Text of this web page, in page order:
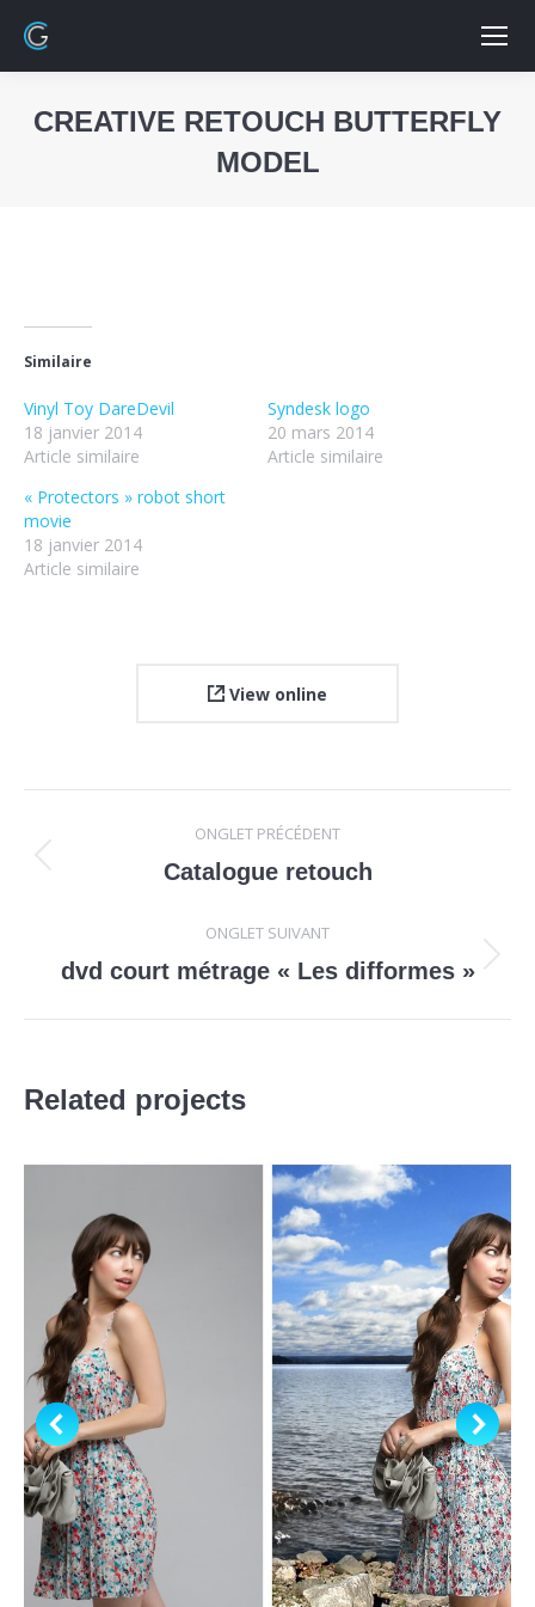
CREATIVE RETOUCH BUTTERFLY
MODEL
Similaire
Vinyl Toy DareDevil
18 janvier 2014
Article similaire
Syndesk logo
20 mars 2014
Article similaire
« Protectors » robot short
movie
18 janvier 2014
Article similaire
View online
de
commentaire
ONGLET PRÉCÉDENT
Onglet
Catalogue retouch
ONGLET SUIVANT
Projets
dvd court métrage « Les difformes »
Related projects